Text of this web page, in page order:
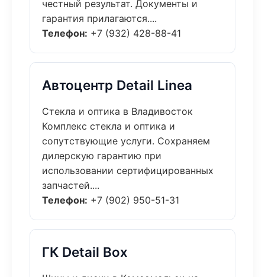
честный результат. Документы и
гарантия прилагаются....
Телефон: +7 (932) 428-88-41
Автоцентр Detail Linea
Стекла и оптика в Владивосток
Комплекс стекла и оптика и
сопутствующие услуги. Сохраняем
дилерскую гарантию при
использовании сертифицированных
запчастей....
Телефон: +7 (902) 950-51-31
ГК Detail Box